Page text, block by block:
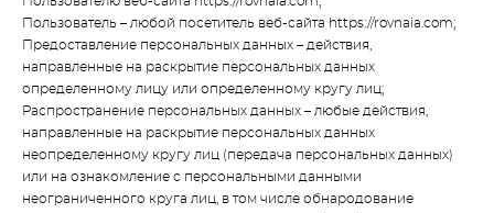
Пользователь – любой посетитель веб-сайта https://rovnaia.com;
Предоставление персональных данных – действия,
направленные на раскрытие персональных данных
определенному лицу или определенному кругу лиц;
Распространение персональных данных – любые действия,
направленные на раскрытие персональных данных
неопределенному кругу лиц (передача персональных данных)
или на ознакомление с персональными данными
неограниченного круга лиц, в том числе обнародование